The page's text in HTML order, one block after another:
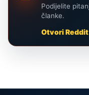
Podijelite
članke.
Otvori Reddit